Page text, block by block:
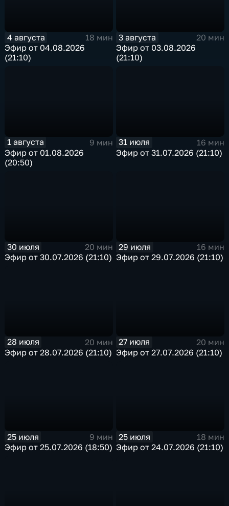
4 августа
18 мин
Эфир от 04.08.2026
(21:10)
3 августа
20 мин
Эфир от 03.08.2026
(21:10)
1 августа
9 мин
Эфир от 01.08.2026
(20:50)
31 июля
16 мин
Эфир от 31.07.2026 (21:10)
30 июля
20 мин
Эфир от 30.07.2026 (21:10)
29 июля
16 мин
Эфир от 29.07.2026 (21:10)
28 июля
20 мин
Эфир от 28.07.2026 (21:10)
27 июля
20 мин
Эфир от 27.07.2026 (21:10)
25 июля
9 мин
Эфир от 25.07.2026 (18:50)
25 июля
18 мин
Эфир от 24.07.2026 (21:10)